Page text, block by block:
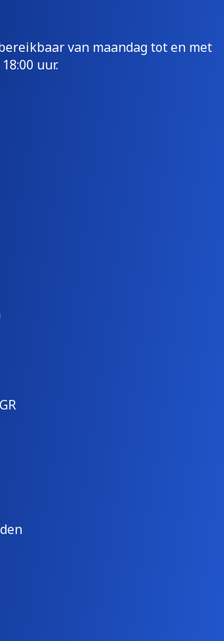
van maandag tot en met
uur.